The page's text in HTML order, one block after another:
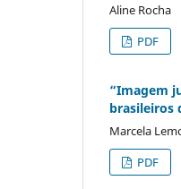
Aline Rocha
PDF
“Imagem
brasileiros
Marcela
PDF